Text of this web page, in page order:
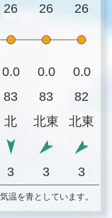
26 26 26
0.0 0.0
0.0
83 83
82
北 北東 北東
3 3 3
温を青としています。